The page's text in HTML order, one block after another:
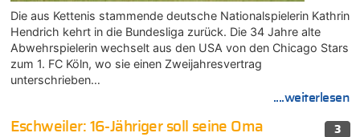
Die aus Kettenis stammende deutsche Nationalspielerin Kathrin
Hendrich kehrt in die Bundesliga zurück. Die 34 Jahre alte
Abwehrspielerin wechselt aus den USA von den Chicago Stars
zum 1. FC Köln, wo sie einen Zweijahresvertrag
unterschrieben…
....weiterlesen
3
Eschweiler: 16-Jähriger soll seine Oma